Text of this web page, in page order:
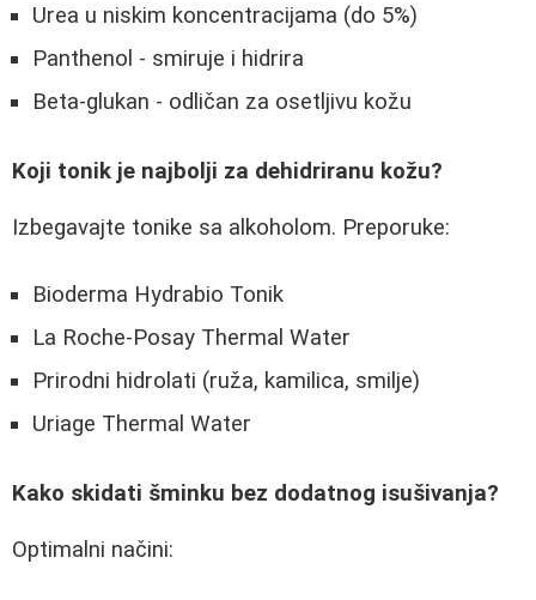
Urea u niskim koncentracijama (do 5%)
Panthenol - smiruje i hidrira
Beta-glukan - odličan za osetljivu kožu
Koji tonik je najbolji za dehidriranu kožu?
Izbegavajte tonike sa alkoholom. Preporuke:
Bioderma Hydrabio Tonik
La Roche-Posay Thermal Water
Prirodni hidrolati (ruža, kamilica, smilje)
Uriage Thermal Water
Kako skidati šminku bez dodatnog isušivanja?
Optimalni načini: